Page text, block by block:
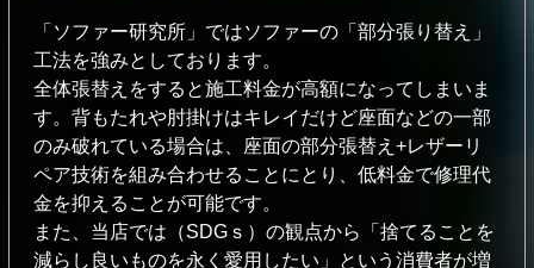
「ソファー研究所」ではソファーの「部分張り替え」
⼯法を強みとしております。
全体張替えをすると施⼯料⾦が⾼額になってしまいま
す。背もたれや肘掛けはキレイだけど座⾯などの⼀部
のみ破れている場合は、座⾯の部分張替え+レザーリ
ペア技術を組み合わせることにとり、低料⾦で修理代
⾦を抑えることが可能です。
また、当店では（SDGｓ）の観点から「捨てることを
減らし良いものを永く愛⽤したい」という消費者が増